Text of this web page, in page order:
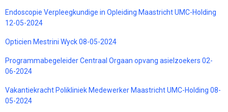
Endoscopie Verpleegkundige in Opleiding Maastricht UMC-Holding
12-05-2024
Opticien Mestrini Wyck 08-05-2024
Programmabegeleider Centraal Orgaan opvang asielzoekers 02-
06-2024
Vakantiekracht Polikliniek Medewerker Maastricht UMC-Holding 08-
05-2024